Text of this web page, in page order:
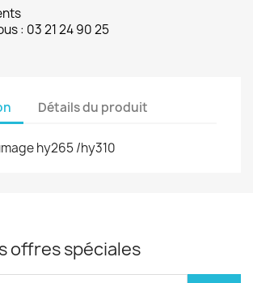
: 03 21 24 90 25
Détails du produit
hy265 /hy310
offres spéciales